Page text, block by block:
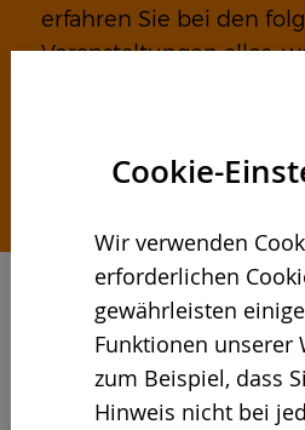
Cookie-
Wir verwenden
erforderlichen
gewährleisten
Funktionen unserer
zum Beispiel, dass
Hinweis nicht bei
erfahren Sie bei den
Veranstaltungen alles,
freuen uns auf Sie.
IFAT EURASIA
15. - 17. Mai 2025 /